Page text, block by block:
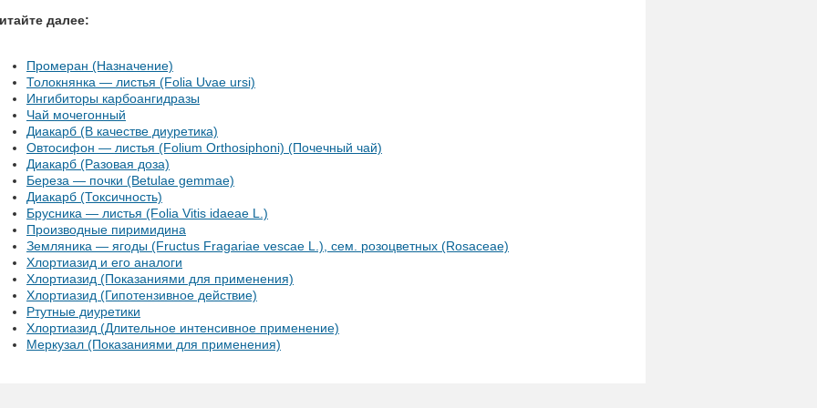
далее:
Промеран (Назначение)
Толокнянка — листья (Folia Uvae ursi)
Ингибиторы карбоангидразы
Чай мочегонный
Диакарб (В качестве диуретика)
Овтосифон — листья (Folium Orthosiphoni) (Почечный чай)
Диакарб (Разовая доза)
Береза — почки (Betulae gemmae)
Диакарб (Токсичность)
Брусника — листья (Folia Vitis idaeae L.)
Производные пиримидина
Земляника — ягоды (Fructus Fragariae vescae L.), сем. розоцветных (Rosaceae)
Хлортиазид и его аналоги
Хлортиазид (Показаниями для применения)
Хлортиазид (Гипотензивное действие)
Ртутные диуретики
Хлортиазид (Длительное интенсивное применение)
Меркузал (Показаниями для применения)